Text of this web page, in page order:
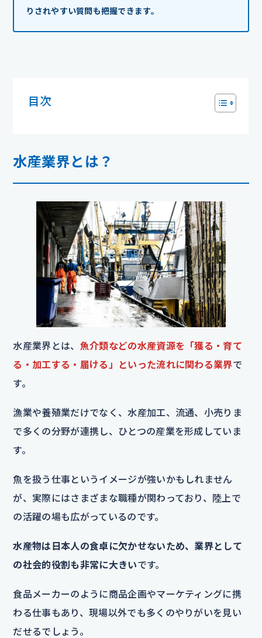
りされやすい質問も把握できます。
目次
水産業界とは？
水産業界とは、 魚介類などの水産資源を「獲る・育て
る・加工する・届ける」といった流れに関わる業界で
す。
漁業や養殖業だけでなく、水産加工、流通、小売りま
で多くの分野が連携し、ひとつの産業を形成していま
す。
魚を扱う仕事というイメージが強いかもしれません
が、実際にはさまざまな職種が関わっており、陸上で
の活躍の場も広がっているのです。
水産物は日本人の食卓に欠かせないため、業界として
の社会的役割も非常に大きいです。
食品メーカーのように商品企画やマーケティングに携
わる仕事もあり、現場以外でも多くのやりがいを見い
だせるでしょう。